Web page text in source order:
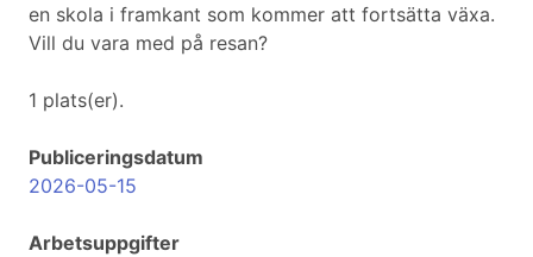
en skola i framkant som kommer att fortsätta växa.
Vill du vara med på resan?
1 plats(er).
Publiceringsdatum
2026-05-15
Arbetsuppgifter